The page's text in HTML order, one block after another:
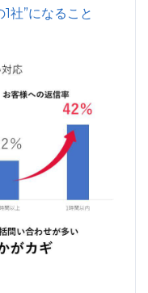
社”になること